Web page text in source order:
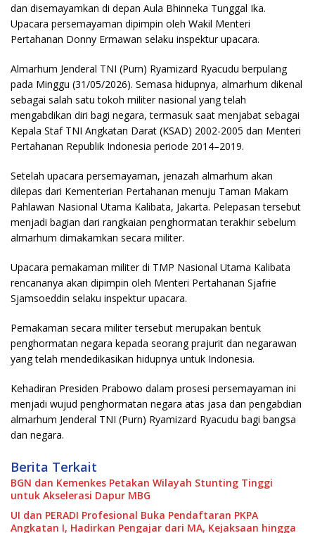
dan disemayamkan di depan Aula Bhinneka Tunggal Ika.
Upacara persemayaman dipimpin oleh Wakil Menteri
Pertahanan Donny Ermawan selaku inspektur upacara.
Almarhum Jenderal TNI (Purn) Ryamizard Ryacudu berpulang
pada Minggu (31/05/2026). Semasa hidupnya, almarhum dikenal
sebagai salah satu tokoh militer nasional yang telah
mengabdikan diri bagi negara, termasuk saat menjabat sebagai
Kepala Staf TNI Angkatan Darat (KSAD) 2002-2005 dan Menteri
Pertahanan Republik Indonesia periode 2014–2019.
Setelah upacara persemayaman, jenazah almarhum akan
dilepas dari Kementerian Pertahanan menuju Taman Makam
Pahlawan Nasional Utama Kalibata, Jakarta. Pelepasan tersebut
menjadi bagian dari rangkaian penghormatan terakhir sebelum
almarhum dimakamkan secara militer.
Upacara pemakaman militer di TMP Nasional Utama Kalibata
rencananya akan dipimpin oleh Menteri Pertahanan Sjafrie
Sjamsoeddin selaku inspektur upacara.
Pemakaman secara militer tersebut merupakan bentuk
penghormatan negara kepada seorang prajurit dan negarawan
yang telah mendedikasikan hidupnya untuk Indonesia.
Kehadiran Presiden Prabowo dalam prosesi persemayaman ini
menjadi wujud penghormatan negara atas jasa dan pengabdian
almarhum Jenderal TNI (Purn) Ryamizard Ryacudu bagi bangsa
dan negara.
Berita Terkait
BGN dan Kemenkes Petakan Wilayah Stunting Tinggi
untuk Akselerasi Dapur MBG
UI dan PERADI Profesional Buka Pendaftaran PKPA
Angkatan I, Hadirkan Pengajar dari MA, Kejaksaan hingga